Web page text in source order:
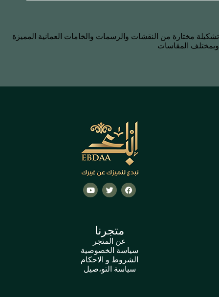
تشكيلة مختارة من النقشات والرسمات والخامات العمانية المميزة
وبمختلف المقاسات
متجرنا
عن المتجر
سياسة الخصوصية
الشروط و الاحكام
سياسة التو،صيل